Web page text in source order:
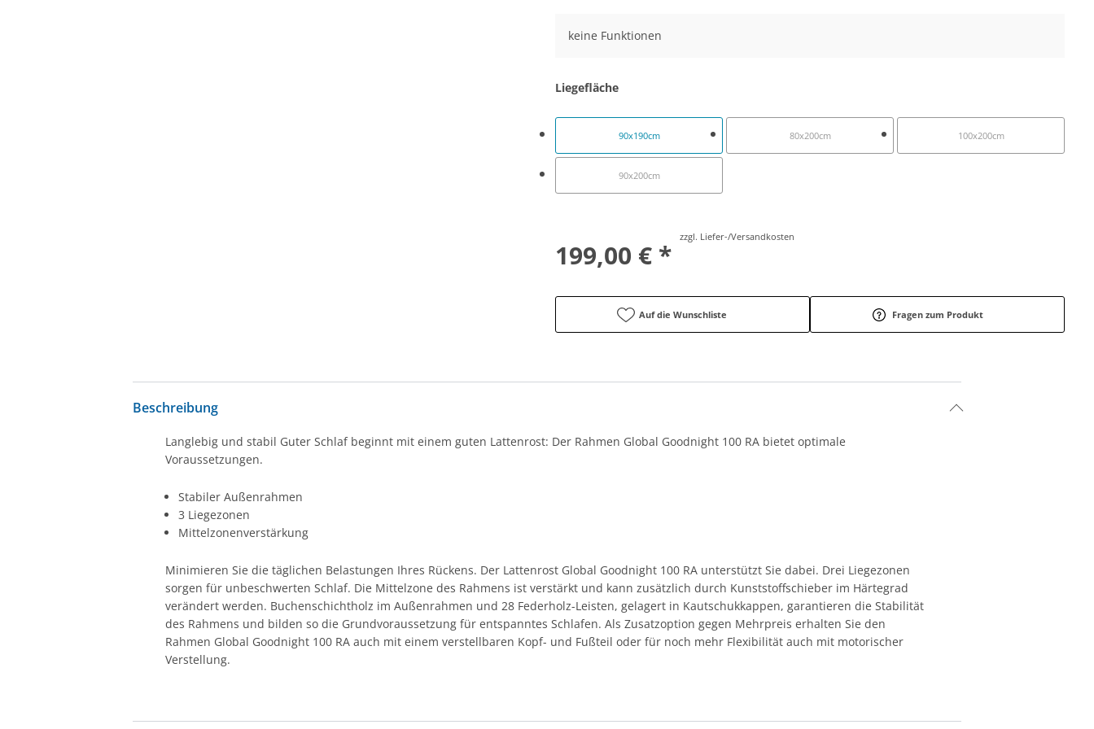
keine Funktionen
Liegefläche
90x190cm 80x200cm 100x200cm
90x200cm
199,00 € *
zzgl. Liefer-/Versandkosten
Auf die Wunschliste Fragen zum Produkt
Beschreibung
Langlebig und stabil Guter Schlaf beginnt mit einem guten Lattenrost: Der Rahmen Global Goodnight 100 RA bietet optimale
Voraussetzungen.
Stabiler Außenrahmen
3 Liegezonen
Mittelzonenverstärkung
Minimieren Sie die täglichen Belastungen Ihres Rückens. Der Lattenrost Global Goodnight 100 RA unterstützt Sie dabei. Drei Liegezonen
sorgen für unbeschwerten Schlaf. Die Mittelzone des Rahmens ist verstärkt und kann zusätzlich durch Kunststoffschieber im Härtegrad
verändert werden. Buchenschichtholz im Außenrahmen und 28 Federholz-Leisten, gelagert in Kautschukkappen, garantieren die Stabilität
des Rahmens und bilden so die Grundvoraussetzung für entspanntes Schlafen. Als Zusatzoption gegen Mehrpreis erhalten Sie den
Rahmen Global Goodnight 100 RA auch mit einem verstellbaren Kopf- und Fußteil oder für noch mehr Flexibilität auch mit motorischer
Verstellung.